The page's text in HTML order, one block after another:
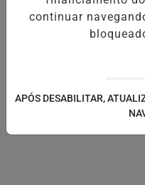
continuar
APÓS DESABILITAR,